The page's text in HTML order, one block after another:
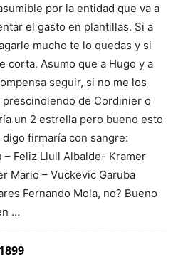
por la entidad que va a
el gasto en plantillas. Si a
mucho te lo quedas y si
corta. Asumo que a Hugo y a
seguir, si no me los
de Cordinier o
un 2 estrella pero bueno esto
firmaría con sangre:
– Feliz Llull Albalde- Kramer
Mario – Vuckevic Garuba
Fernando Mola, no? Bueno
…